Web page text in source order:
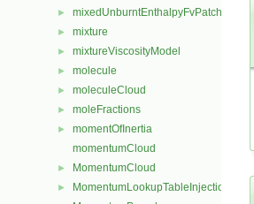
►
► mixture
► mixtureViscosityModel
► molecule
► moleculeCloud
► moleFractions
►
momentOfInertia
momentumCloud
► MomentumCloud
► MomentumLookupTableInjection